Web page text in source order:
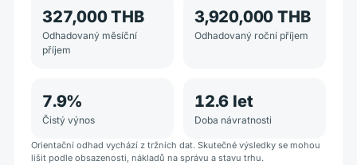
327,000 THB
Odhadovaný měsíční
příjem
3,920,000 THB
Odhadovaný roční příjem
7.9%
Čistý výnos
12.6 let
Doba návratnosti
Orientační odhad vychází z tržních dat. Skutečné výsledky se mohou
lišit podle obsazenosti, nákladů na správu a stavu trhu.